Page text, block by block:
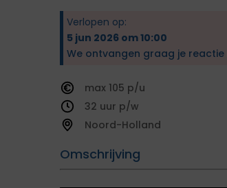
Verlopen op:
5 jun 2026 om 10:00
We ontvangen graag je reactie
105
32
Noord-Holland
Omschrijving